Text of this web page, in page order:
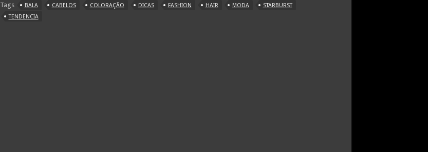
Tags BALA CABELOS COLORAÇÃO DICAS FASHION HAIR MODA
STARBURST
TENDENCIA